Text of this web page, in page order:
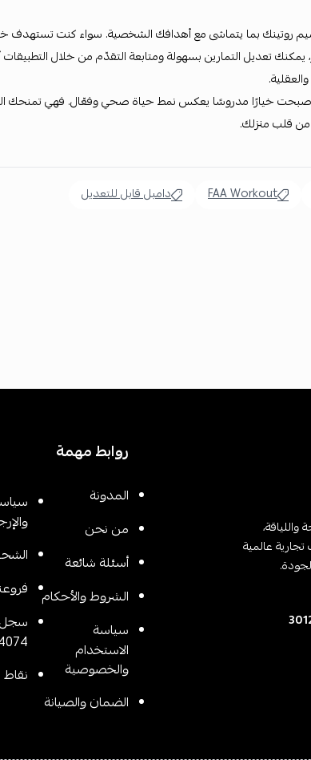
روتينك بما يتماشى مع أهدافك الشخصية. سواء كنت تستهدف
يمكنك تعديل التمارين بسهولة ومتابعة التقدّم من خلال التطبيقات
خيارًا مدروسًا يعكس نمط حياة صحي وفعّال. فهي تمنحك
قلب منزلك.
FAA Workout دامبل قابل للتعديل
عالمية
روابط مهمة
المدونة
من نحن
أسئلة شائعة
الشروط والأحكام
سياسة
الاستخدام
والخصوصية
الضمان والصيانة
سجل
نقاط